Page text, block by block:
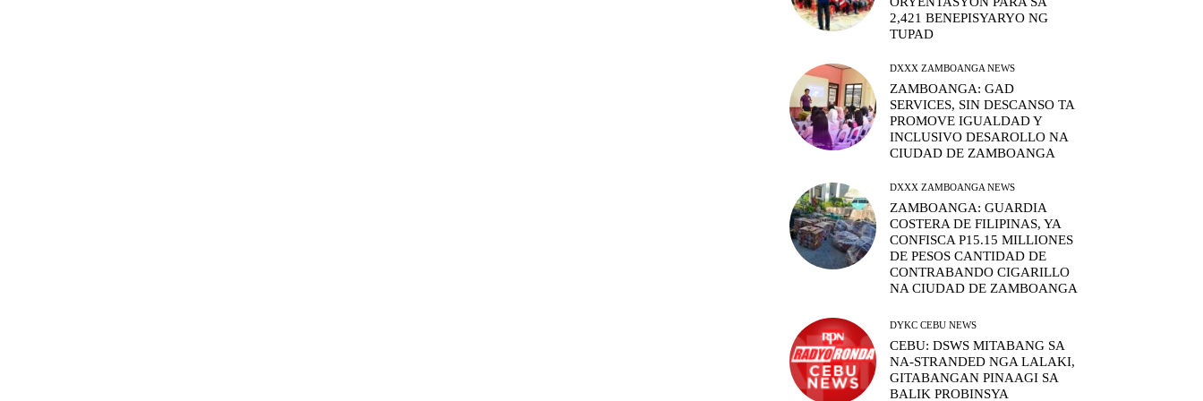
2,421 BENEPISYARYO NG
TUPAD
DXXX ZAMBOANGA NEWS
ZAMBOANGA: GAD
SERVICES, SIN DESCANSO TA
PROMOVE IGUALDAD Y
INCLUSIVO DESAROLLO NA
CIUDAD DE ZAMBOANGA
DXXX ZAMBOANGA NEWS
ZAMBOANGA: GUARDIA
COSTERA DE FILIPINAS, YA
CONFISCA P15.15 MILLIONES
DE PESOS CANTIDAD DE
CONTRABANDO CIGARILLO
NA CIUDAD DE ZAMBOANGA
DYKC CEBU NEWS
CEBU: DSWS MITABANG SA
NA-STRANDED NGA LALAKI,
GITABANGAN PINAAGI SA
BALIK PROBINSYA